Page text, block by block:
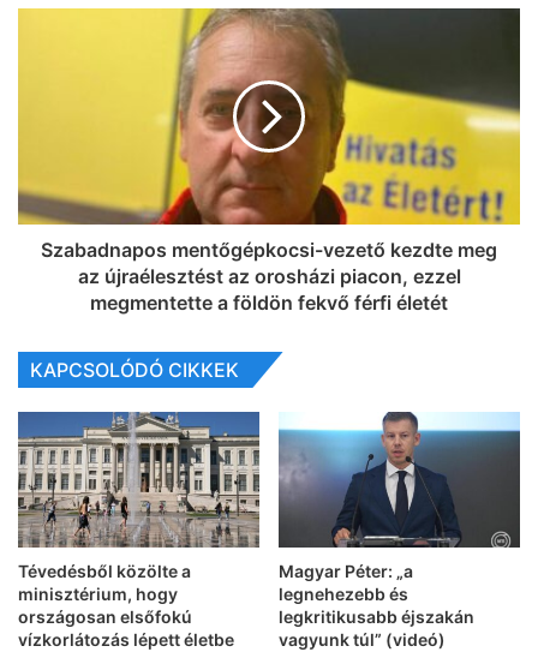
Szabadnapos mentőgépkocsi-vezető kezdte meg
az újraélesztést az orosházi piacon, ezzel
megmentette a földön fekvő férfi életét
KAPCSOLÓDÓ CIKKEK
Tévedésből közölte a
minisztérium, hogy
országosan elsőfokú
vízkorlátozás lépett életbe
Magyar Péter: „a
legnehezebb és
legkritikusabb éjszakán
vagyunk túl” (videó)